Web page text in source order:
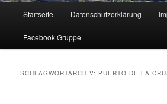
Zum
primären
Zum
sekundären
Startseite Datenschutzerklärung
Facebook Gruppe
SCHLAGWORTARCHIV: PUERTO DE LA